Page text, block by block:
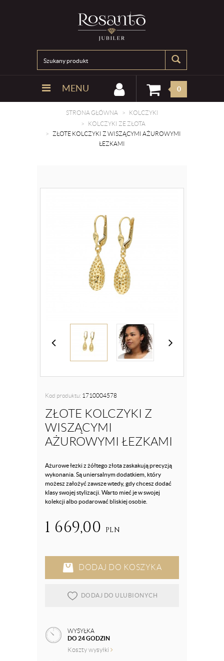
MENU 0
STRONA GŁÓWNA
KOLCZYKI
KOLCZYKI ZE ZŁOTA
ZŁOTE KOLCZYKI Z WISZĄCYMI AŻUROWYMI
ŁEZKAMI
Kod produktu: 1710004578
ZŁOTE KOLCZYKI Z
WISZĄCYMI
AŻUROWYMI ŁEZKAMI
Ażurowe łezki z żółtego złota zaskakują precyzją
wykonania. Są uniersalnym dodatkiem, który
możesz założyć zawsze wtedy, gdy chcesz dodać
klasy swojej stylizacji. Warto mieć je w swojej
kolekcji albo podarować bliskiej osobie.
1 669,00 PLN
DODAJ DO KOSZYKA
DODAJ DO ULUBIONYCH
WYSYŁKA
DO 24 GODZIN
Koszty wysyłki